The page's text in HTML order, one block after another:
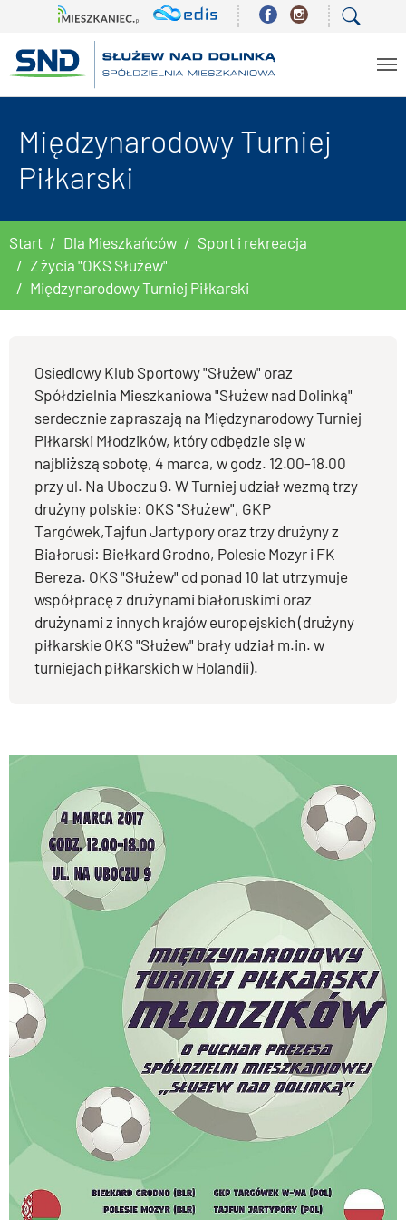
Międzynarodowy Turniej
Piłkarski
Start Dla Mieszkańców
Sport i rekreacja
Z życia "OKS Służew"
Międzynarodowy Turniej Piłkarski
Osiedlowy Klub Sportowy "Służew" oraz
Spółdzielnia Mieszkaniowa "Służew nad Dolinką"
serdecznie zapraszają na Międzynarodowy Turniej
Piłkarski Młodzików, który odbędzie się w
najbliższą sobotę, 4 marca, w godz. 12.00-18.00
przy ul. Na Uboczu 9. W Turniej udział wezmą trzy
drużyny polskie: OKS "Służew", GKP
Targówek,Tajfun Jartypory oraz trzy drużyny z
Białorusi: Biełkard Grodno, Polesie Mozyr i FK
Bereza. OKS "Służew" od ponad 10 lat utrzymuje
współpracę z drużynami białoruskimi oraz
drużynami z innych krajów europejskich (drużyny
piłkarskie OKS "Służew" brały udział m.in. w
turniejach piłkarskich w Holandii).